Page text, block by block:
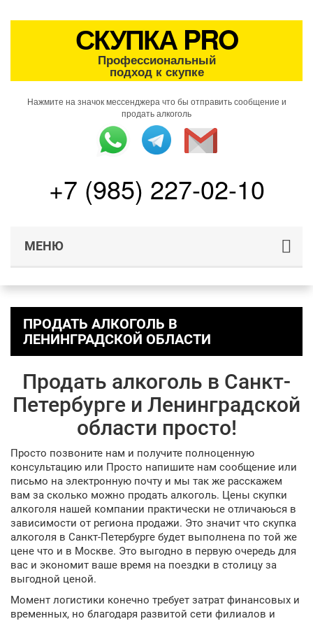
СКУПКА PRO
Профессиональный
подход к скупке
Нажмите на значок мессенджера что бы отправить сообщение и
продать алкоголь
+7 (985) 227-02-10
МЕНЮ
ПРОДАТЬ АЛКОГОЛЬ В
ЛЕНИНГРАДСКОЙ ОБЛАСТИ
Продать алкоголь в Санкт-
Петербурге и Ленинградской
области просто!
Просто позвоните нам и получите полноценную
консультацию или Просто напишите нам сообщение или
письмо на электронную почту и мы так же расскажем
вам за сколько можно продать алкоголь. Цены скупки
алкоголя нашей компании практически не отличаюься в
зависимости от региона продажи. Это значит что скупка
алкоголя в Санкт-Петербурге будет выполнена по той же
цене что и в Москве. Это выгодно в первую очередь для
вас и экономит ваше время на поездки в столицу за
выгодной ценой.
Момент логистики конечно требует затрат финансовых и
временных, но благодаря развитой сети филиалов и